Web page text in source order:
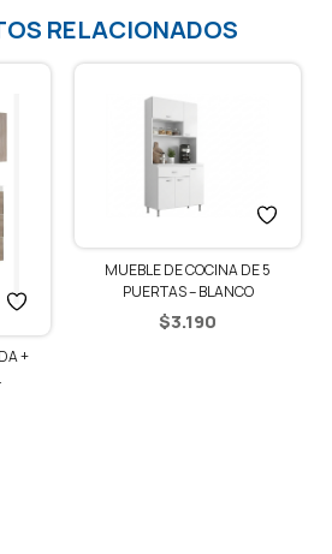
RELACIONADOS
+
MUEBLE DE COCINA DE 5
PUERTAS – BLANCO
$3.190